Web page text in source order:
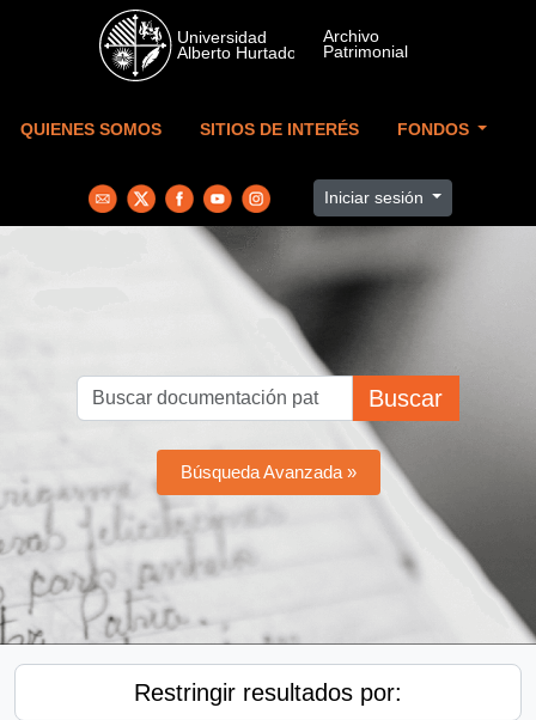
Skip to main content
QUIENES SOMOS SITIOS DE INTERÉS FONDOS
Iniciar sesión
Buscar
Búsqueda Avanzada »
Restringir resultados por: